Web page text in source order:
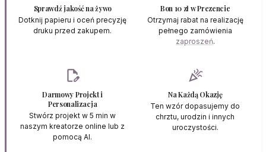
Sprawdź jakość na żywo
Dotknij papieru i oceń precyzję
druku przed zakupem.
Bon 10 zł w Prezencie
Otrzymaj rabat na realizację
pełnego zamówienia
zaproszeń.
edit_document
Darmowy Projekt i
Personalizacja
Stwórz projekt w 5 min w
naszym kreatorze online lub z
pomocą AI.
celebration
Na Każdą Okazję
Ten wzór dopasujemy do
chrztu, urodzin i innych
uroczystości.